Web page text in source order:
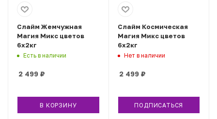
Слайм Жемчужная
Магия Микс цветов
6х2кг
Есть в наличии
2 499 ₽
В КОРЗИНУ
Слайм Космическая
Магия Микс цветов
6х2кг
Нет в наличии
2 499₽
ПОДПИСАТЬСЯ